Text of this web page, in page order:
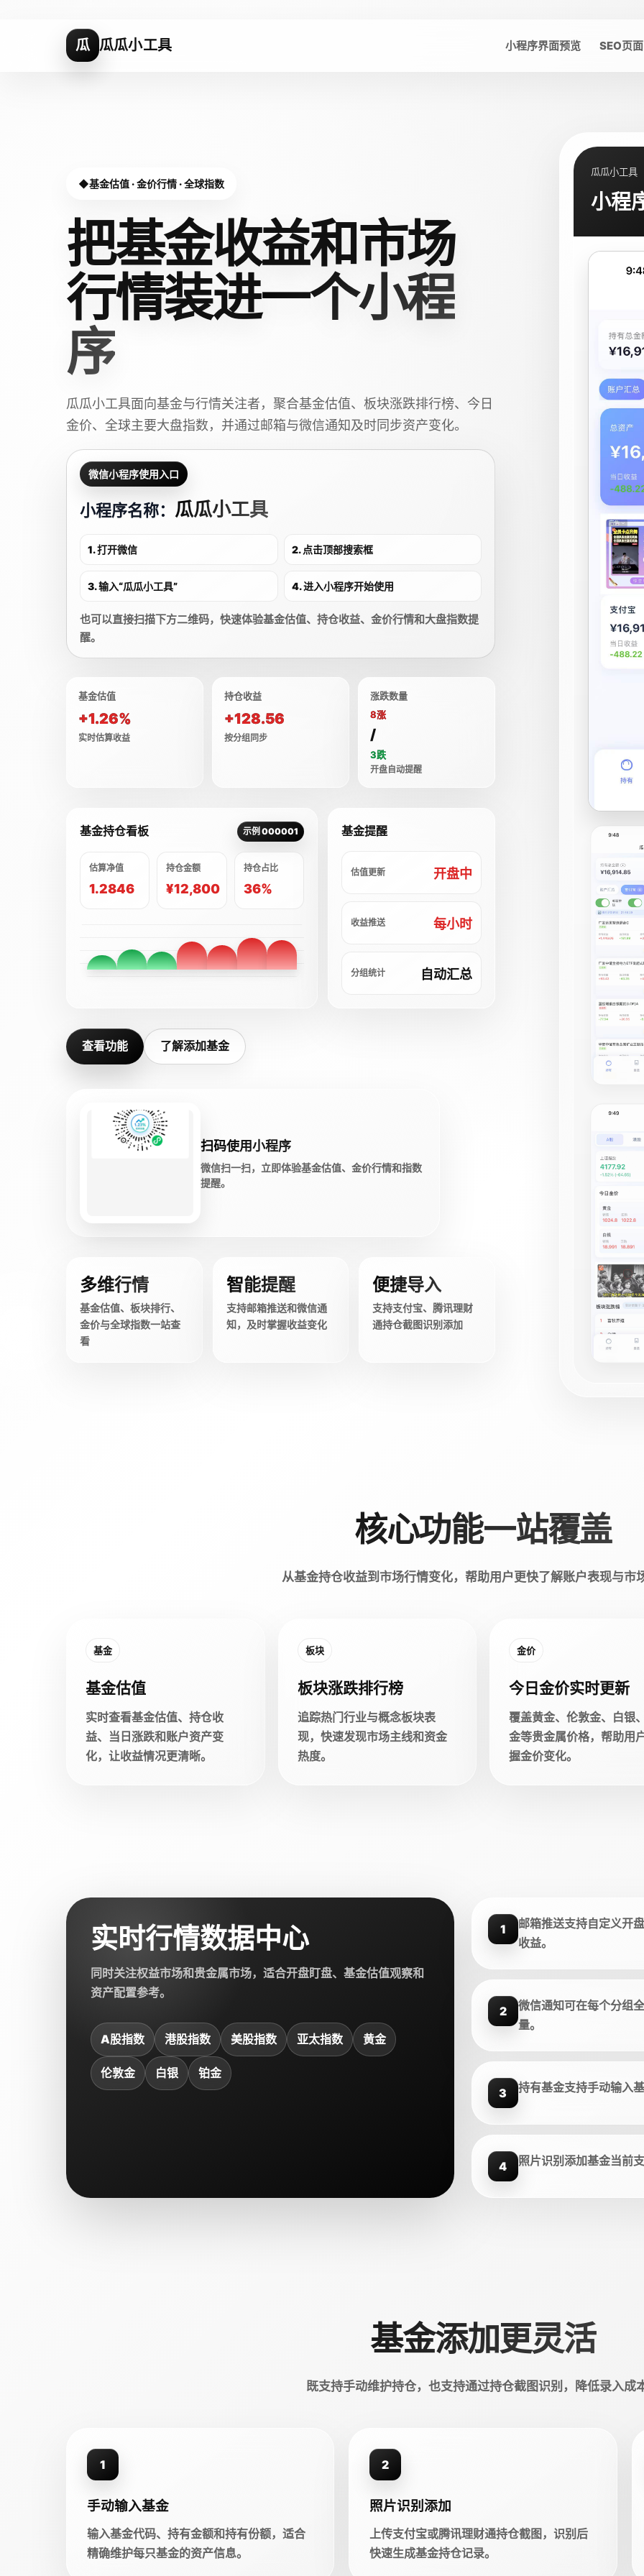
瓜 瓜瓜小工具 小程序界面预览 SEO页面
基金估值 · 金价行情 · 全球指数
把基金收益和市场
行情装进一个小程
序
瓜瓜小工具面向基金与行情关注者，聚合基金估值、板块涨跌排行榜、今日
金价、全球主要大盘指数，并通过邮箱与微信通知及时同步资产变化。
微信小程序使用入口
小程序名称： 瓜瓜小工具
1. 打开微信 2. 点击顶部搜索框
3. 输入“瓜瓜小工具” 4. 进入小程序开始使用
也可以直接扫描下方二维码，快速体验基金估值、持仓收益、金价行情和大盘指数提
醒。
基金估值
+1.26%
实时估算收益
持仓收益
+128.56
按分组同步
涨跌数量
8涨
/
3跌
开盘自动提醒
基金持仓看板 示例 000001
估算净值
1.2846
持仓金额
¥12,800
持仓占比
36%
基金提醒
估值更新 开盘中
收益推送 每小时
分组统计 自动汇总
查看功能 了解添加基金
扫码使用小程序
微信扫一扫，立即体验基金估值、金价行情和指数
提醒。
多维行情
基金估值、板块排行、
金价与全球指数一站查
看
智能提醒
支持邮箱推送和微信通
知，及时掌握收益变化
便捷导入
支持支付宝、腾讯理财
通持仓截图识别添加
瓜瓜小工具
小程
核心功能一站覆盖
从基金持仓收益到市场行情变化，帮助用户更快了解账户表现与市
基金
基金估值
实时查看基金估值、持仓收
益、当日涨跌和账户资产变
化，让收益情况更清晰。
板块
板块涨跌排行榜
追踪热门行业与概念板块表
现，快速发现市场主线和资金
热度。
金价
今日金价实时更新
覆盖黄金、伦敦金、白银
金等贵金属价格，帮助用
握金价变化。
实时行情数据中心
同时关注权益市场和贵金属市场，适合开盘盯盘、基金估值观察和
资产配置参考。
A股指数 港股指数 美股指数 亚太指数 黄金
伦敦金 白银 铂金
1
邮箱推送支持自定义开
收益。
2
微信通知可在每个分组
量。
3 持有基金支持手动输入
4 照片识别添加基金当前
基金添加更灵活
既支持手动维护持仓，也支持通过持仓截图识别，降低录入成
1
手动输入基金
输入基金代码、持有金额和持有份额，适合
精确维护每只基金的资产信息。
2
照片识别添加
上传支付宝或腾讯理财通持仓截图，识别后
快速生成基金持仓记录。